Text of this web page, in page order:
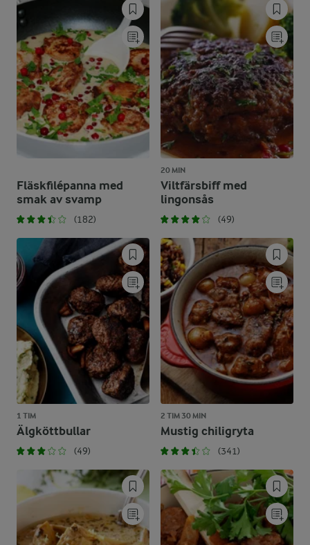
Fläskfilépanna med
smak av svamp
(182)
20 MIN
Viltfärsbiff med
lingonsås
(49)
1 TIM
Älgköttbullar
(49)
2 TIM 30 MIN
Mustig chiligryta
(341)